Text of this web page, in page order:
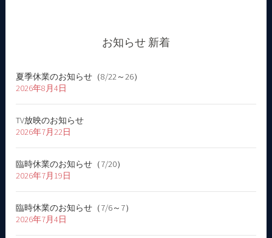
ョ
ン
お知らせ 新着
夏季休業のお知らせ（8/22～26）
2026年8月4日
TV放映のお知らせ
2026年7月22日
臨時休業のお知らせ（7/20）
2026年7月19日
臨時休業のお知らせ（7/6～7）
2026年7月4日